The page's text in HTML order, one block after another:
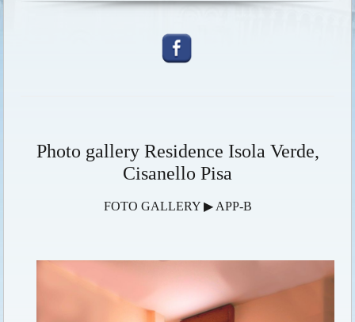
Photo gallery Residence Isola Verde,
Cisanello Pisa
FOTO GALLERY ▶ APP-B